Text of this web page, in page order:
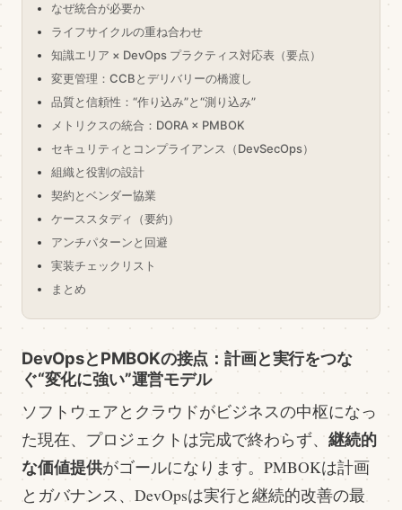
なぜ統合が必要か
ライフサイクルの重ね合わせ
知識エリア × DevOps プラクティス対応表（要点）
変更管理：CCBとデリバリーの橋渡し
品質と信頼性：“作り込み”と“測り込み”
メトリクスの統合：DORA × PMBOK
セキュリティとコンプライアンス（DevSecOps）
組織と役割の設計
契約とベンダー協業
ケーススタディ（要約）
アンチパターンと回避
実装チェックリスト
まとめ
DevOpsとPMBOKの接点：計画と実行をつな
ぐ“変化に強い”運営モデル
ソフトウェアとクラウドがビジネスの中枢になっ
た現在、プロジェクトは完成で終わらず、 継続的
な価値提供がゴールになります。PMBOKは計画
とガバナンス、DevOpsは実行と継続的改善の最